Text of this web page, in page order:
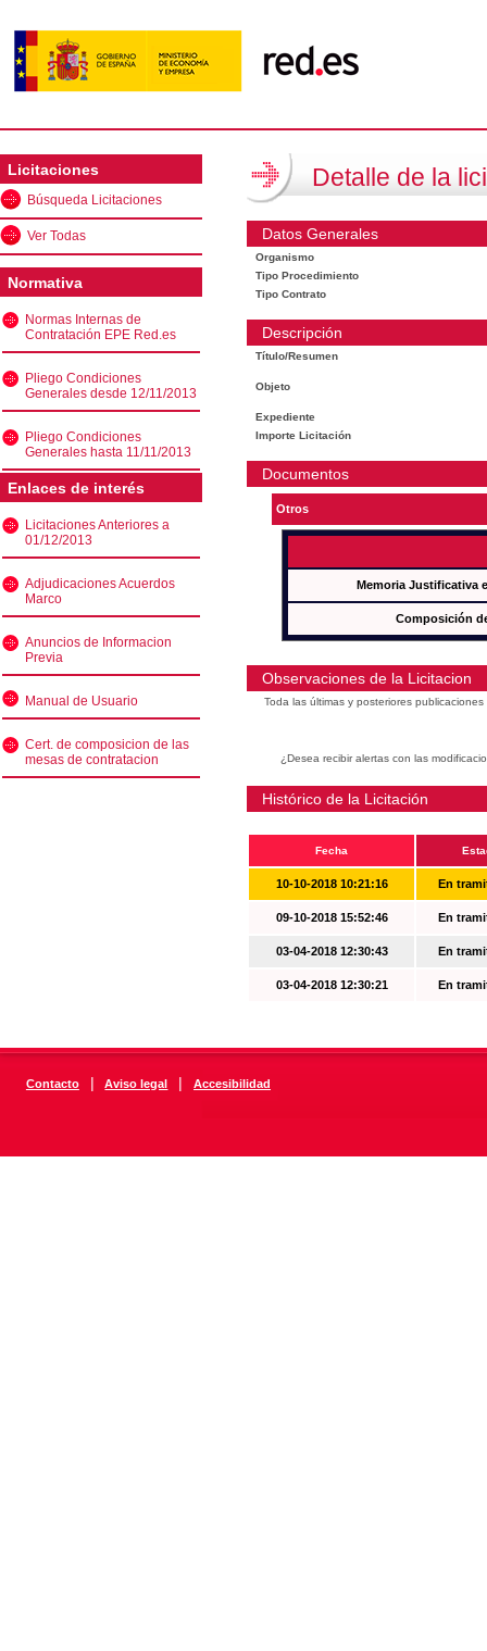
Licitaciones
Búsqueda Licitaciones
Ver Todas
Normativa
Normas Internas de
Contratación EPE Red.es
Pliego Condiciones
Generales desde 12/11/2013
Pliego Condiciones
Generales hasta 11/11/2013
Enlaces de interés
Licitaciones Anteriores a
01/12/2013
Adjudicaciones Acuerdos
Marco
Anuncios de Informacion
Previa
Manual de Usuario
Cert. de composicion de las
mesas de contratacion
Detalle de la
Datos Generales
Organismo
Tipo Procedimiento
Tipo Contrato
Descripción
Título/Resumen
Objeto
Expediente
Importe Licitación
Documentos
Otros
Memoria Justificativa
Composición
Observaciones de la Licitacion
Toda las últimas y posteriores
¿Desea recibir alertas con las
Histórico de la Licitación
Fecha
10-10-2018 10:21:16 En
09-10-2018 15:52:46 En
03-04-2018 12:30:43 En
03-04-2018 12:30:21 En
Contacto | Aviso legal | Accesibilidad